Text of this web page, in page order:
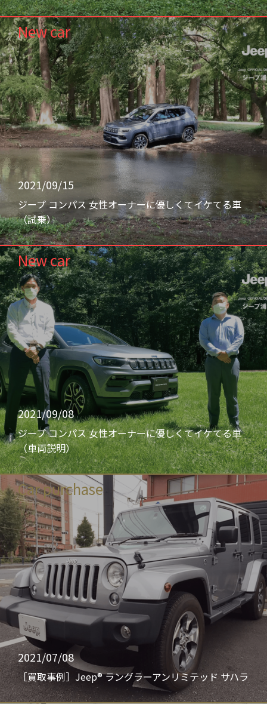
New car
2021/09/15
ジープ コンパス 女性オーナーに優しくてイケてる車
（試乗）
New car
2021/09/08
ジープ コンパス 女性オーナーに優しくてイケてる車
（車両説明）
Car purchase
2021/07/08
［買取事例］Jeep® ラングラーアンリミテッド サハラ